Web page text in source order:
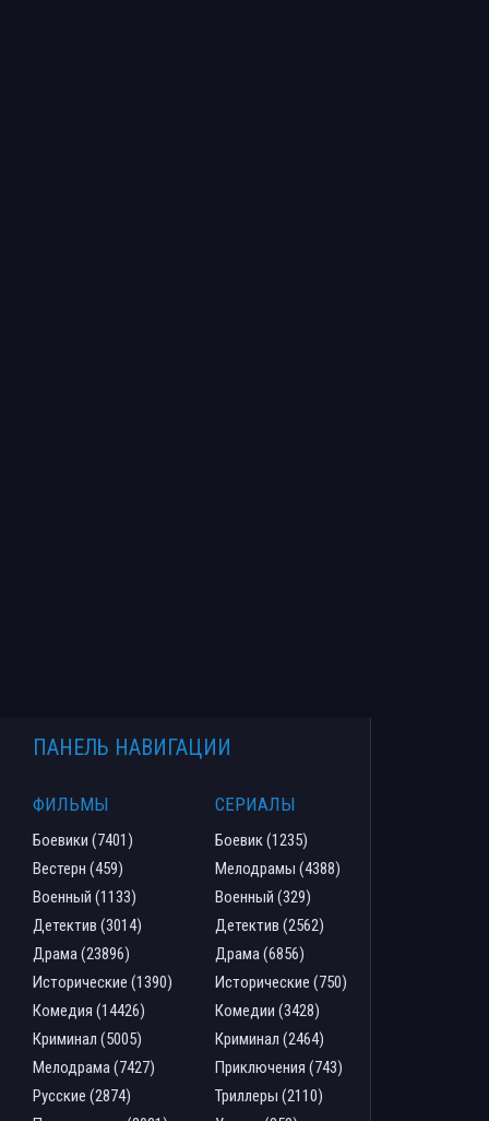
ПАНЕЛЬ НАВИГАЦИИ
ФИЛЬМЫ
Боевики (7401)
Вестерн (459)
Военный (1133)
Детектив (3014)
Драма (23896)
Исторические (1390)
Комедия (14426)
Криминал (5005)
Мелодрама (7427)
Русские (2874)
СЕРИАЛЫ
Боевик (1235)
Мелодрамы (4388)
Военный (329)
Детектив (2562)
Драма (6856)
Исторические (750)
Комедии (3428)
Криминал (2464)
Приключения (743)
Триллеры (2110)